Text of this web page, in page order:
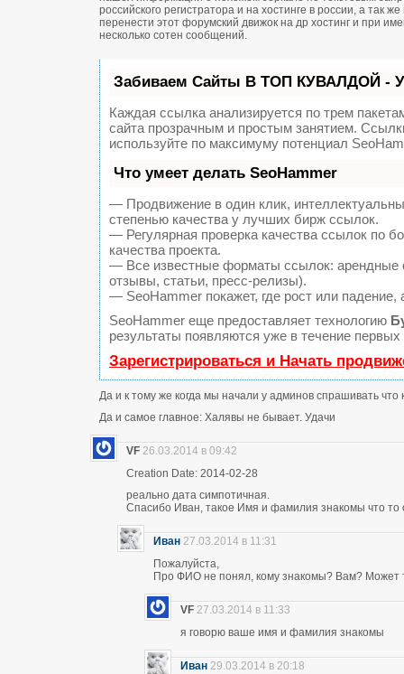
российского регистратора и на хостинге в россии, а
перенести этот форумский движок на др хостинг и при
несколько сотен сообщений.
Забиваем Сайты В ТОП КУВАЛДОЙ -
Каждая ссылка анализируется по трем
сайта прозрачным и простым занятием.
используйте по максимуму потенциал
Что умеет делать SeoHammer
— Продвижение в один клик,
степенью качества у лучших бирж ссылок.
— Регулярная проверка качества ссылок по
качества проекта.
— Все известные форматы ссылок: арендные
отзывы, статьи, пресс-релизы).
— SeoHammer покажет, где рост или
SeoHammer еще предоставляет технологию
результаты появляются уже в течение первых
Зарегистрироваться и Начать
Да и к тому же когда мы начали у админов спрашивать что
Да и самое главное: Халявы не бывает. Удачи
VF 26.03.2014 в 09:42
Creation Date: 2014-02-28
реально дата симпотичная.
Спасибо Иван, такое Имя и фамилия знакомы что то
Иван 27.03.2014 в 11:31
Пожалуйста,
Про ФИО не понял, кому знакомы? Вам? Может
VF 27.03.2014 в 11:33
я говорю ваше имя и фамилия знакомы
Иван 29.03.2014 в 20:18